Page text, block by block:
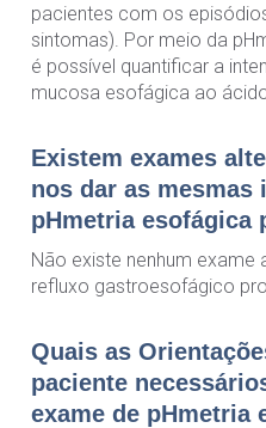
pacientes com os
sintomas). Por meio da
é possível quantificar a
mucosa esofágica ao
Existem exames
nos dar as mesmas
pHmetria esofágica
Não existe nenhum
refluxo gastroesofágico
Quais as
paciente
exame de pHmetria